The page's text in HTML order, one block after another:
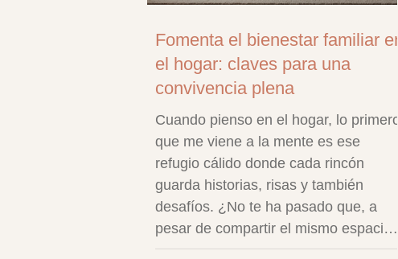
Fomenta el bienestar familiar en
el hogar: claves para una
convivencia plena
Cuando pienso en el hogar, lo primero
que me viene a la mente es ese
refugio cálido donde cada rincón
guarda historias, risas y también
desafíos. ¿No te ha pasado que, a
pesar de compartir el mismo espacio,
a veces parece que vivimos en